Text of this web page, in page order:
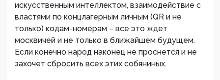
искусственным интеллектом, взаимодействие с
властями по концлагерным личным (QR и не
только) кодам-номерам – все это ждет
москвичей и не только в ближайшем будущем.
Если конечно народ наконец не проснется и не
захочет сбросить всех этих собяниных.